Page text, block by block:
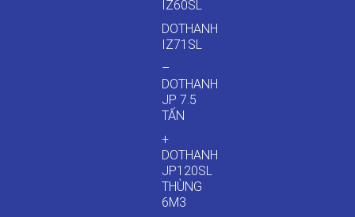
IZ60SL
DOTHANH
IZ71SL
–
DOTHANH
JP 7.5
TẤN
+
DOTHANH
JP120SL
THÙNG
6M3